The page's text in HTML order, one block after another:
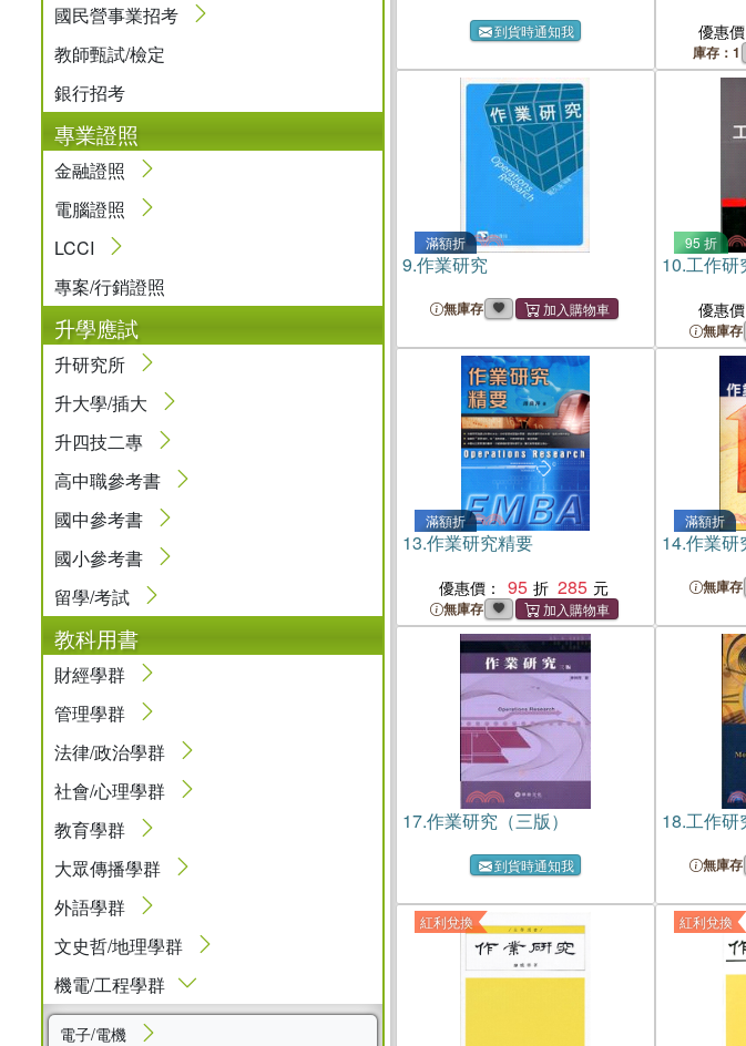
國民營事業招考
教師甄試/檢定
銀行招考
專業證照
金融證照
電腦證照
LCCI
專案/行銷證照
升學應試
升研究所
升大學/插大
升四技二專
高中職參考書
國中參考書
國小參考書
留學/考試
教科用書
財經學群
管理學群
法律/政治學群
社會/心理學群
教育學群
大眾傳播學群
外語學群
文史哲/地理學群
機電/工程學群
電子/電機
到貨時通知我 優惠價
庫存：1
滿額折
9.作業研究
無庫存
95 折
10.工作研
優惠價
無庫存
滿額折
13.作業研究精要
優惠價： 95 285
無庫存
滿額折
14.作業研
無庫存
17.作業研究（三版）
到貨時通知我
18.工作研
無庫存
紅利兌換 紅利兌換